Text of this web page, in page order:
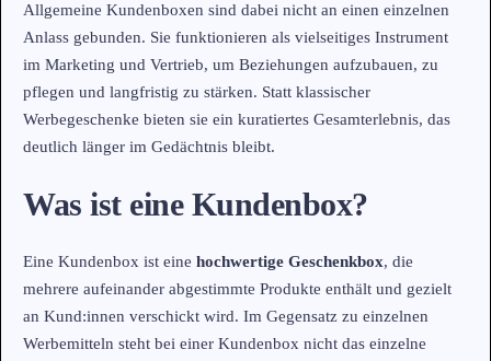
Allgemeine Kundenboxen sind dabei nicht an einen einzelnen
Anlass gebunden. Sie funktionieren als vielseitiges Instrument
im Marketing und Vertrieb, um Beziehungen aufzubauen, zu
pflegen und langfristig zu stärken. Statt klassischer
Werbegeschenke bieten sie ein kuratiertes Gesamterlebnis, das
deutlich länger im Gedächtnis bleibt.
Was ist eine Kundenbox?
Eine Kundenbox ist eine hochwertige Geschenkbox, die
mehrere aufeinander abgestimmte Produkte enthält und gezielt
an Kund:innen verschickt wird. Im Gegensatz zu einzelnen
Werbemitteln steht bei einer Kundenbox nicht das einzelne